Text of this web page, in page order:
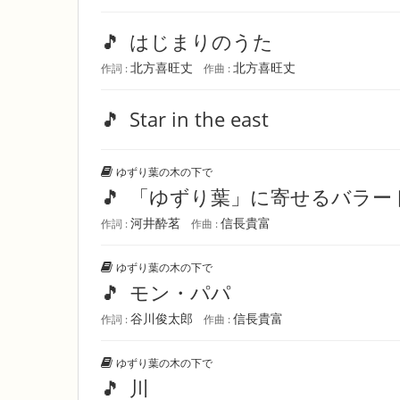
🎵 はじまりのうた
作詞 :北方喜旺丈 作曲 :北方喜旺丈
🎵 Star in the east
ゆずり葉の木の下で
🎵 「ゆずり葉」に寄せるバラー
作詞 :河井酔茗 作曲 :信長貴富
ゆずり葉の木の下で
🎵 モン・パパ
作詞 :谷川俊太郎 作曲 :信長貴富
ゆずり葉の木の下で
🎵 川